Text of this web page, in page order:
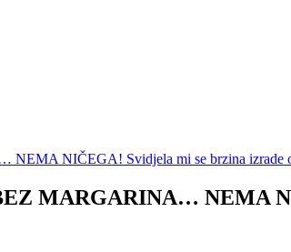
MARGARINA… NEMA